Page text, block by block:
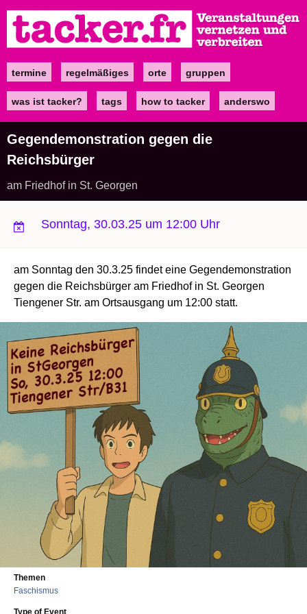
zum
Inhalt
Maintermine regelmäßiges orte gruppen
was ist tacker? tags how to tacker anderswo
Gegendemonstration gegen die
Reichsbürger
am Friedhof in St. Georgen
Sonntag, 30.03.25 um 12:00 Uhr
am Sonntag den 30.3.25 findet eine Gegendemonstration
gegen die Reichsbürger am Friedhof in St. Georgen
Tiengener Str. am Ortsausgang um 12:00 statt.
Themen
Faschismus
Type of Event